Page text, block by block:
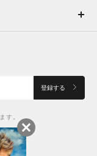
登録する
す。